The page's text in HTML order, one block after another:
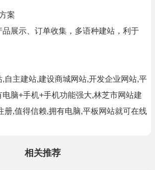
案
展示、订单收集，多语种建站，利于
自主建站,建设商城网站,开发企业网站,平
脑+手机+手机功能强大,林芝市网站建
册,值得信赖,拥有电脑,平板网站就可在线
相关推荐